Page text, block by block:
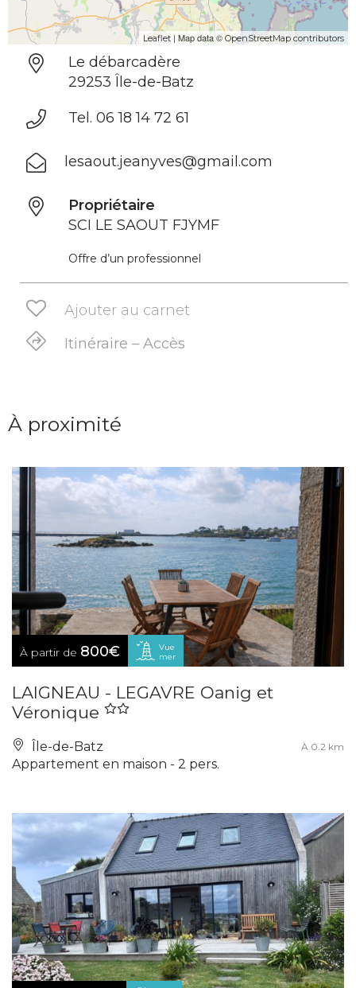
Leaflet | Map data ©OpenStreetMap contributors
Le débarcadère
29253 Île-de-Batz
Tel. 06 18 14 72 61
lesaout.jeanyves@gmail.com
Propriétaire
SCI LE SAOUT FJYMF
Offre d’un professionnel
Ajouter au carnet
Itinéraire – Accès
À proximité
À partir de 800€
Vue
mer
LAIGNEAU - LEGAVRE Oanig et
Véronique
Île-de-Batz À 0.2 km
Appartement en maison - 2 pers.